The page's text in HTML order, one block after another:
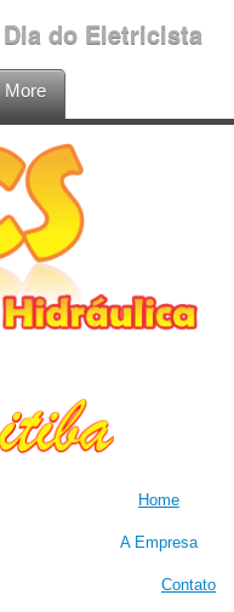
do Eletricista
More
Home
A Empresa
Contato